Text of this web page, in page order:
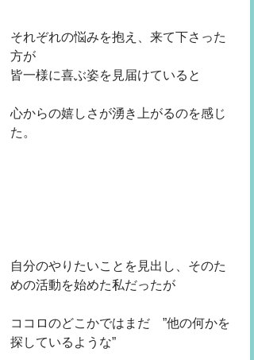
それぞれの悩みを抱え、来て下さった
方が
皆一様に喜ぶ姿を見届けていると
心からの嬉しさが湧き上がるのを感じ
た。
自分のやりたいことを見出し、そのた
めの活動を始めた私だったが
ココロのどこかではまだ　”他の何かを
探しているような”